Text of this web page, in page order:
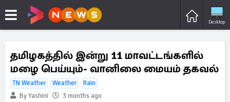
Desktop
தமிழகத்தில் இன்று 11 மாவட்டங்களில்
மழை பெய்யும்- வானிலை மையம் தகவல்
TN Weather Weather
Rain
By Yashini
3 months ago